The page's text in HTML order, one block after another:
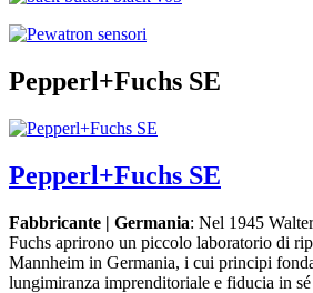
Pepperl+Fuchs SE
Pepperl+Fuchs SE
Fabbricante | Germania: Nel 1945
Fuchs aprirono un piccolo laboratorio di
Mannheim in Germania, i cui principi
lungimiranza imprenditoriale e fiducia in sé